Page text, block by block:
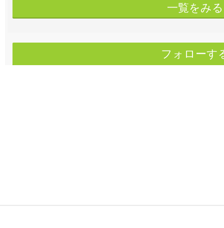
一覧をみる
フォローす